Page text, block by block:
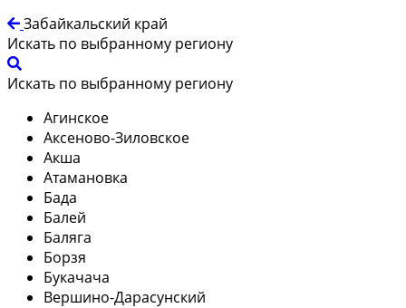
Забайкальский край
Искать по выбранному региону
Искать по выбранному региону
Агинское
Аксеново-Зиловское
Акша
Атамановка
Бада
Балей
Баляга
Борзя
Букачача
Вершино-Дарасунский